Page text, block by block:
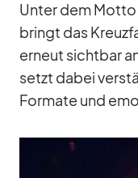
Un­ter dem Motto
bringt das
er­neut sicht­bar
setzt da­bei
For­mate und